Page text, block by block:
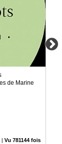
de Marine
Vu 781144 fois